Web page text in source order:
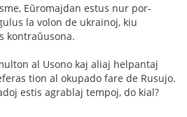
Eŭromajdan estus nur por-
la volon de ukrainoj, kiu
kontraŭusona.
al Usono kaj aliaj helpantaj
tion al okupado fare de Rusujo.
estis agrablaj tempoj, do kial?